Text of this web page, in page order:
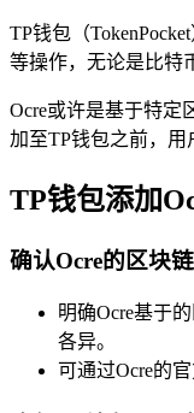
TP钱包（
等操作，无论是比特
Ocre或许是基于特定
加至TP钱包之前，用
TP钱包添加
确认Ocre的区块
明确Ocre基于
各异。
可通过Ocre的